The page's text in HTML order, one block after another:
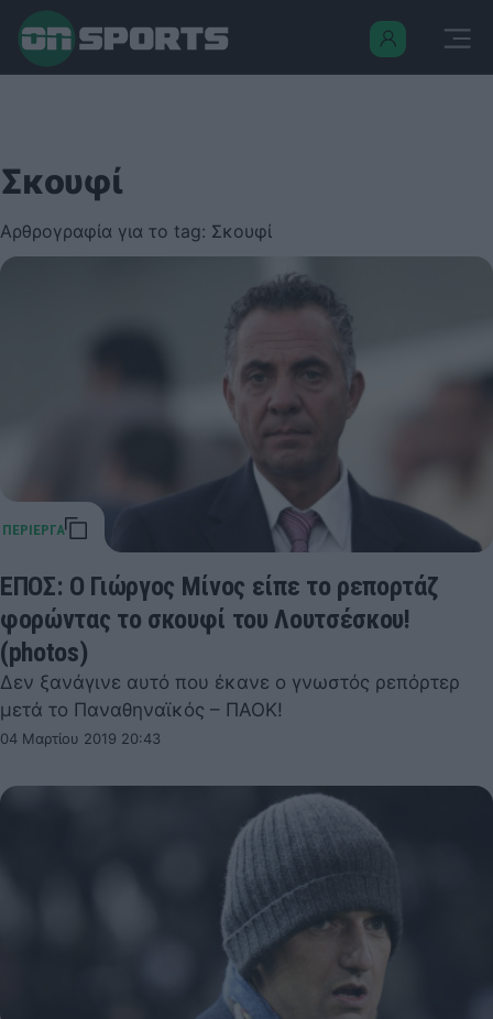
Σκουφί
Αρθρογραφία για το tag: Σκουφί
ΕΠΟΣ: Ο Γιώργος Μίνος είπε το ρεπορτάζ
φορώντας το σκουφί του Λουτσέσκου!
(photos)
Δεν ξανάγινε αυτό που έκανε ο γνωστός ρεπόρτερ
μετά το Παναθηναϊκός – ΠΑΟΚ!
04 Μαρτίου 2019 20:43